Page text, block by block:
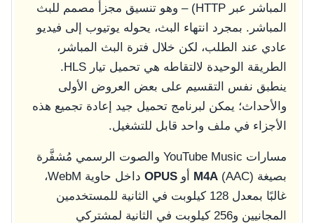
المباشر عبر HTTP) – وهو تنسيق مجزأ مصمم للبث
المباشر. بمجرد انتهاء البث، يحوله يوتيوب إلى فيديو
عادي عند الطلب، لكن خلال فترة البث المباشر،
الطريقة الوحيدة لالتقاطه هي تحميل تيار HLS.
ينطبق نفس التقسيم على بعض العروض الأولى
والأحداث؛ يمكن لبرنامج تحميل جيد إعادة تجميع هذه
الأجزاء في ملف واحد قابل للتشغيل.
مسارات YouTube Music والصوت الرسمي مُشفَّرة
بصيغة
M4A (AAC) أو OPUS
داخل حاوية WebM،
غالبًا بمعدل 128 كيلوبت في الثانية للمستخدمين
المجانيين و256 كيلوبت في الثانية لمشتركي